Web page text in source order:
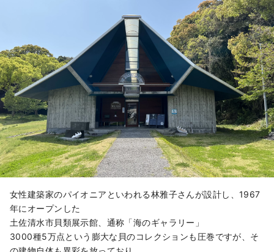
女性建築家のパイオニアといわれる林雅子さんが設計し、1967
年にオープンした
土佐清水市貝類展示館、通称「海のギャラリー」
3000種5万点という膨大な貝のコレクションも圧巻ですが、そ